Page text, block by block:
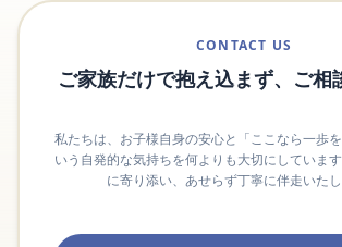
CONTACT US
ご家族だけで抱え込まず、ご相
私たちは、お子様自身の安心と「ここなら一歩
いう自発的な気持ちを何よりも大切にしていま
に寄り添い、あせらず丁寧に伴走いたし